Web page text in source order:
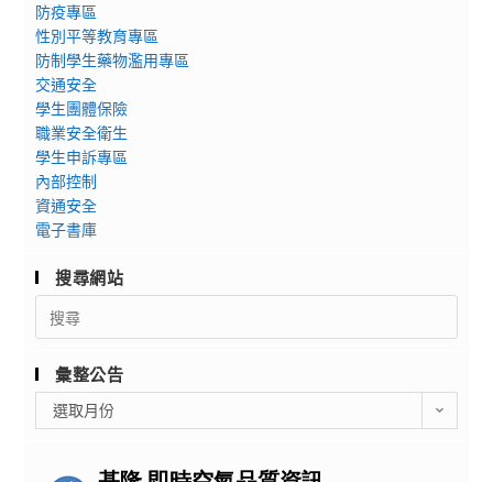
防疫專區
性別平等教育專區
防制學生藥物濫用專區
交通安全
學生團體保險
職業安全衛生
學生申訴專區
內部控制
資通安全
電子書庫
搜尋網站
Search
for:
彙整公告
整
選取月份